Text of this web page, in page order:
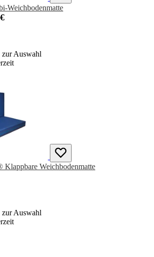
Weichbodenmatte
zur Auswahl
Klappbare Weichbodenmatte
zur Auswahl